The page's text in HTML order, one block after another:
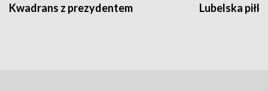
Kwadrans z prezydentem Lubelska piłka